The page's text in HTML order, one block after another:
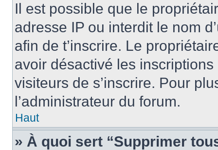
Il est possible que le
adresse IP ou interdit le nom
afin de t’inscrire. Le
avoir désactivé les
visiteurs de s’inscrire. Pour
l’administrateur du forum.
Haut
» À quoi sert “Supprimer